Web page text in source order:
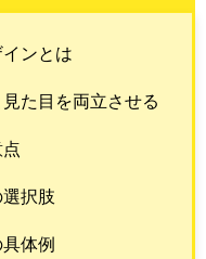
ンとは
た目を両立させる
択肢
体例